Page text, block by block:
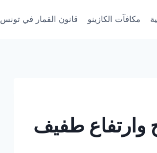
مكافآت الكازينو قانون القمار في تونس
وارتفاع طفيف